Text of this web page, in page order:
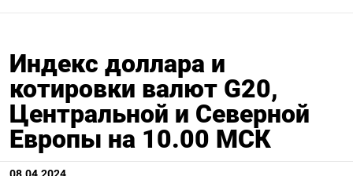
Индекс доллара и
котировки валют G20,
Центральной и Северной
Европы на 10.00 МСК